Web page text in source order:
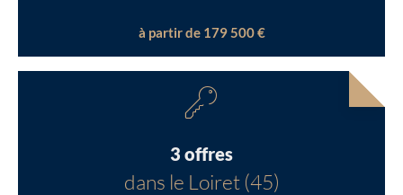
à partir de 179 500 €
3 offres
dans le Loiret (45)